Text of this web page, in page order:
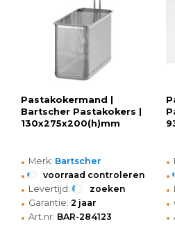
Pastakokermand |
Bartscher Pastakokers |
130x275x200(h)mm
• Merk: Bartscher
• voorraad controleren
• Levertijd: zoeken
• Garantie: 2 jaar
• Art.nr: BAR-284123
•
•
•
•
•